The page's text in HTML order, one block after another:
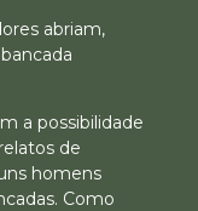
abriam,
a possibilidade
de
homens
Como